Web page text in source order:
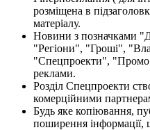
розміщена в
матеріалу.
Новини з позначками
"Регіони", "Гроші",
"Спецпроекти",
реклами.
Розділ Спецпроекти
комерційними
Будь яке копіювання,
поширення інформації,